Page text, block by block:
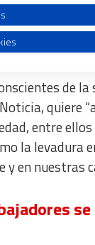
de
quiere
entre ellos
la levadura
en nuestras
content
or